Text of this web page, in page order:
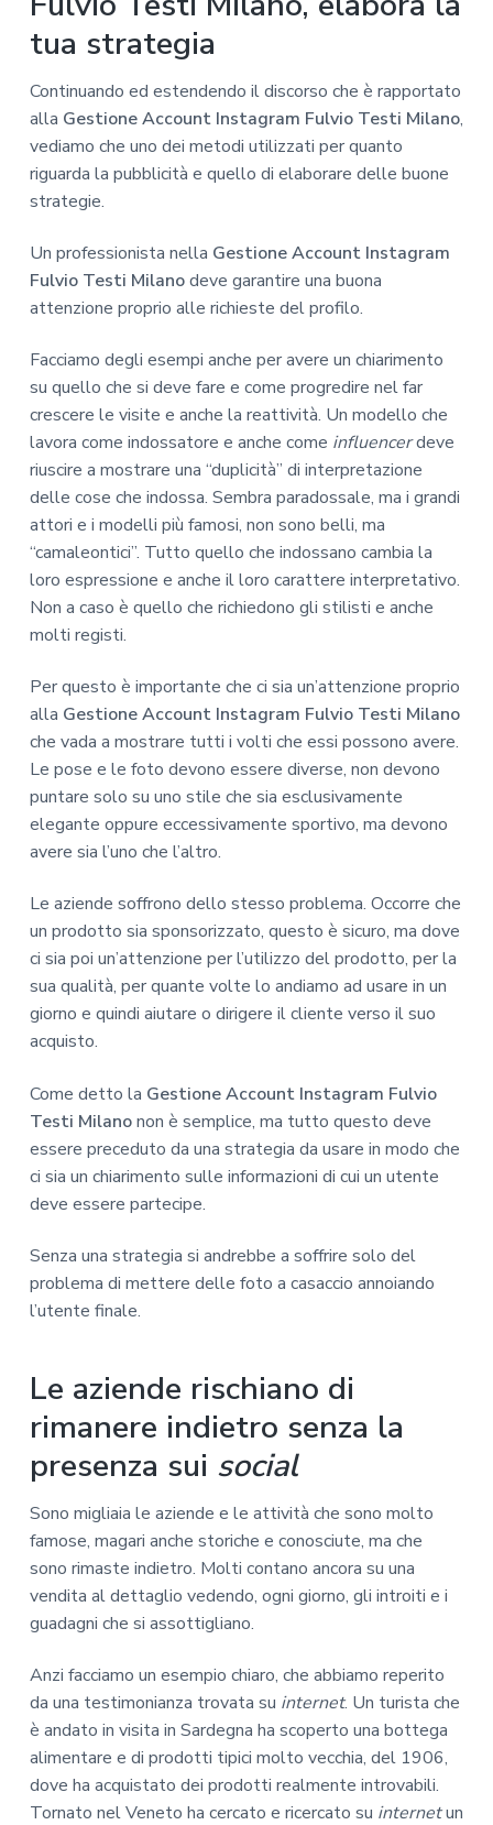
tua strategia
Continuando ed estendendo il discorso che è rapportato
alla Gestione Account Instagram Fulvio Testi Milano,
vediamo che uno dei metodi utilizzati per quanto
riguarda la pubblicità e quello di elaborare delle buone
strategie.
Un professionista nella Gestione Account Instagram
Fulvio Testi Milanodeve garantire una buona
attenzione proprio alle richieste del profilo.
Facciamo degli esempi anche per avere un chiarimento
su quello che si deve fare e come progredire nel far
crescere le visite e anche la reattività. Un modello che
lavora come indossatore e anche come influencerdeve
riuscire a mostrare una “duplicità” di interpretazione
delle cose che indossa. Sembra paradossale, ma i grandi
attori e i modelli più famosi, non sono belli, ma
“camaleontici”. Tutto quello che indossano cambia la
loro espressione e anche il loro carattere interpretativo.
Non a caso è quello che richiedono gli stilisti e anche
molti registi.
Per questo è importante che ci sia un’attenzione proprio
alla Gestione Account Instagram Fulvio Testi Milano
che vada a mostrare tutti i volti che essi possono avere.
Le pose e le foto devono essere diverse, non devono
puntare solo su uno stile che sia esclusivamente
elegante oppure eccessivamente sportivo, ma devono
avere sia l’uno che l’altro.
Le aziende soffrono dello stesso problema. Occorre che
un prodotto sia sponsorizzato, questo è sicuro, ma dove
ci sia poi un’attenzione per l’utilizzo del prodotto, per la
sua qualità, per quante volte lo andiamo ad usare in un
giorno e quindi aiutare o dirigere il cliente verso il suo
acquisto.
Come detto la Gestione Account Instagram Fulvio
Testi Milanonon è semplice, ma tutto questo deve
essere preceduto da una strategia da usare in modo che
ci sia un chiarimento sulle informazioni di cui un utente
deve essere partecipe.
Senza una strategia si andrebbe a soffrire solo del
problema di mettere delle foto a casaccio annoiando
l’utente finale.
Le aziende rischiano di
rimanere indietro senza la
presenza sui social
Sono migliaia le aziende e le attività che sono molto
famose, magari anche storiche e conosciute, ma che
sono rimaste indietro. Molti contano ancora su una
vendita al dettaglio vedendo, ogni giorno, gli introiti e i
guadagni che si assottigliano.
Anzi facciamo un esempio chiaro, che abbiamo reperito
da una testimonianza trovata su internet. Un turista che
è andato in visita in Sardegna ha scoperto una bottega
alimentare e di prodotti tipici molto vecchia, del 1906,
dove ha acquistato dei prodotti realmente introvabili.
Tornato nel Veneto ha cercato e ricercato su internetun